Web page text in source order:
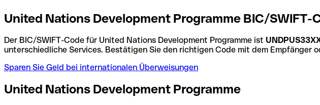
United Nations Development Programme BIC/SWIFT-
Der BIC/SWIFT-Code für United Nations Development Programme ist
unterschiedliche Services. Bestätigen Sie den richtigen Code mit dem Empfänger
Sparen Sie Geld bei internationalen Überweisungen
United Nations Development Programme